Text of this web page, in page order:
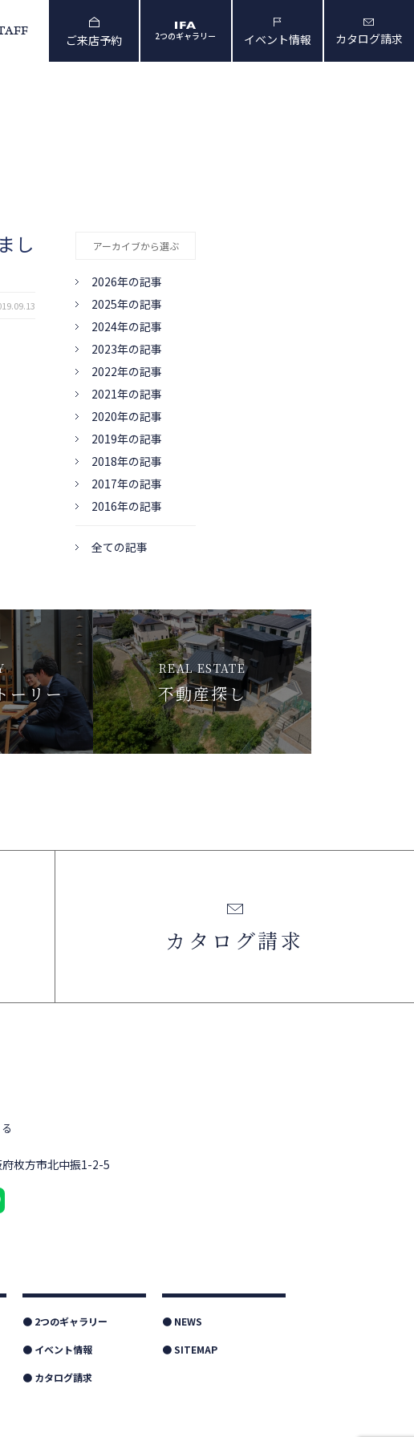
ご来店予約 2つのギャラリー イベント情報 カタログ請求
し
アーカイブから選ぶ
2026年の記事
2025年の記事
2024年の記事
2023年の記事
2022年の記事
2021年の記事
2020年の記事
2019年の記事
2018年の記事
2017年の記事
2016年の記事
全ての記事
ーリー
REAL ESTATE
不動産探し
カタログ請求
枚方市北中振1-2-5
● 2つのギャラリー
● イベント情報
● カタログ請求
● NEWS
● SITEMAP